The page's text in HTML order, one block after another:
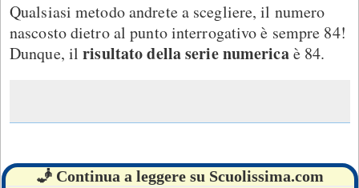
Qualsiasi metodo andrete a scegliere, il numero
nascosto dietro al punto interrogativo è sempre 84!
Dunque, ilrisultato della serie numericaè 84.
🧞 Continua a leggere su Scuolissima.com